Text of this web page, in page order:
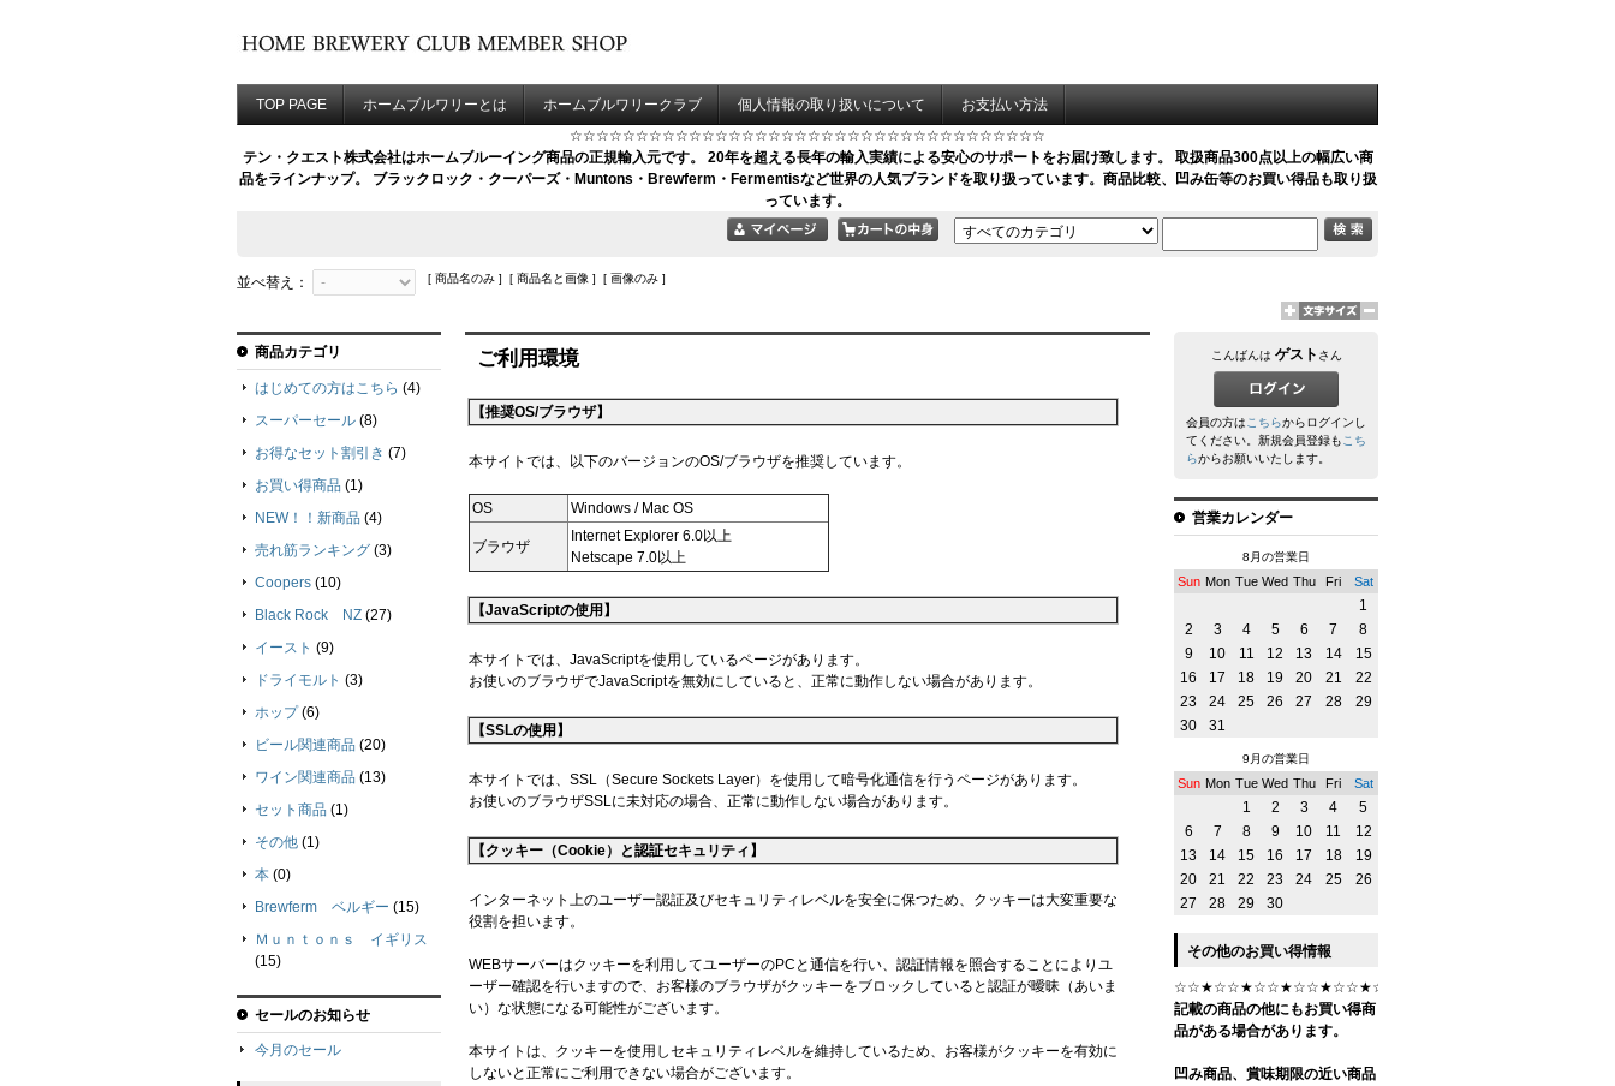
TOP PAGE ホームブルワリーとは ホームブルワリークラブ 個人情報の取り扱いについて
お支払い方法
☆☆☆☆☆☆☆☆☆☆☆☆☆☆☆☆☆☆☆☆☆☆☆☆☆☆☆☆☆☆☆☆☆☆☆☆
テン・クエスト株式会社はホームブルーイング商品の正規輸入元です。 20年を超える長年の輸入実績による安心のサポートをお届け致します。 取扱商品300点以上の幅広い商
品をラインナップ。 ブラックロック・クーパーズ・Muntons・Brewferm・Fermentisなど世界の人気ブランドを取り扱っています。商品比較、凹み缶等のお買い得品も取り扱
っています。
並べ替え： [ 商品名のみ ] [ 商品名と画像 ] [ 画像のみ ]
ご利用環境
【推奨OS/ブラウザ】
本サイトでは、以下のバージョンのOS/ブラウザを推奨しています。
OS Windows / Mac OS
ブラウザ
Internet Explorer 6.0以上
Netscape 7.0以上
【JavaScriptの使用】
本サイトでは、JavaScriptを使用しているページがあります。
お使いのブラウザでJavaScriptを無効にしていると、正常に動作しない場合があります。
【SSLの使用】
本サイトでは、SSL（Secure Sockets Layer）を使用して暗号化通信を行うページがあります。
お使いのブラウザSSLに未対応の場合、正常に動作しない場合があります。
【クッキー（Cookie）と認証セキュリティ】
インターネット上のユーザー認証及びセキュリティレベルを安全に保つため、クッキーは大変重要な
役割を担います。
WEBサーバーはクッキーを利用してユーザーのPCと通信を行い、認証情報を照合することによりユ
ーザー確認を行いますので、お客様のブラウザがクッキーをブロックしていると認証が曖昧（あいま
い）な状態になる可能性がございます。
本サイトは、クッキーを使用しセキュリティレベルを維持しているため、お客様がクッキーを有効に
しないと正常にご利用できない場合がございます。
商品カテゴリ
はじめての方はこちら (4)
スーパーセール (8)
お得なセット割引き (7)
お買い得商品 (1)
NEW！！新商品 (4)
売れ筋ランキング (3)
Coopers (10)
Black Rock NZ (27)
イースト (9)
ドライモルト (3)
ホップ (6)
ビール関連商品 (20)
ワイン関連商品 (13)
セット商品 (1)
その他 (1)
本 (0)
Brewferm ベルギー (15)
Ｍｕｎｔｏｎｓ イギリス
(15)
セールのお知らせ
今月のセール
こんばんは ゲスト さん
会員の方はこちらからログインし
てください。新規会員登録もこち
らからお願いいたします。
営業カレンダー
8月の営業日
Sun Mon Tue Wed Thu Fri Sat
1
2
3 4 5 6 7
8
9
10 11 12 13 14
15
16
17 18 19 20 21
22
23
24 25 26 27 28
29
30
31
9月の営業日
Sun Mon Tue Wed Thu Fri Sat
1 2 3 4
5
6
7 8 9 10 11
12
13
14 15 16 17 18
19
20
21 22 23 24 25
26
27
28 29 30
その他のお買い得情報
☆☆★☆☆★☆☆★☆☆★☆☆★☆☆★☆
記載の商品の他にもお買い得商
品がある場合があります。
凹み商品、賞味期限の近い商品